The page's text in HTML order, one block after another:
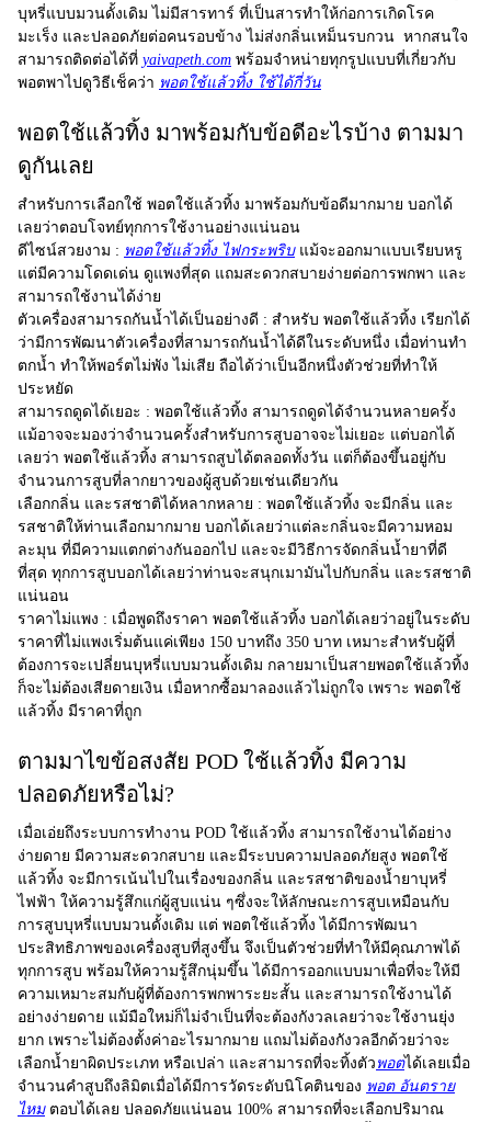
บุหรี่แบบมวนดั้งเดิม ไม่มีสารทาร์ ที่เป็นสารทำให้ก่อการเกิดโรค
มะเร็ง และปลอดภัยต่อคนรอบข้าง ไม่ส่งกลิ่นเหม็นรบกวน หากสนใจ
สามารถติดต่อได้ที่ yaivapeth.com พร้อมจำหน่ายทุกรูปแบบที่เกี่ยวกับ
พอตพาไปดูวิธีเช็คว่า พอตใช้แล้วทิ้ง ใช้ได้กี่วัน
พอตใช้แล้วทิ้ง มาพร้อมกับข้อดีอะไรบ้าง ตามมา
ดูกันเลย
สำหรับการเลือกใช้ พอตใช้แล้วทิ้ง มาพร้อมกับข้อดีมากมาย บอกได้
เลยว่าตอบโจทย์ทุกการใช้งานอย่างแน่นอน
ดีไซน์สวยงาม : พอตใช้แล้วทิ้ง ไฟกระพริบแม้จะออกมาแบบเรียบหรู
แต่มีความโดดเด่น ดูแพงที่สุด แถมสะดวกสบายง่ายต่อการพกพา และ
สามารถใช้งานได้ง่าย
ตัวเครื่องสามารถกันน้ำได้เป็นอย่างดี : สำหรับ พอตใช้แล้วทิ้ง เรียกได้
ว่ามีการพัฒนาตัวเครื่องที่สามารถกันน้ำได้ดีในระดับหนึ่ง เมื่อท่านทำ
ตกน้ำ ทำให้พอร์ตไม่พัง ไม่เสีย ถือได้ว่าเป็นอีกหนึ่งตัวช่วยที่ทำให้
ประหยัด
สามารถดูดได้เยอะ : พอตใช้แล้วทิ้ง สามารถดูดได้จำนวนหลายครั้ง
แม้อาจจะมองว่าจำนวนครั้งสำหรับการสูบอาจจะไม่เยอะ แต่บอกได้
เลยว่า พอตใช้แล้วทิ้ง สามารถสูบได้ตลอดทั้งวัน แต่ก็ต้องขึ้นอยู่กับ
จำนวนการสูบที่ลากยาวของผู้สูบด้วยเช่นเดียวกัน
เลือกกลิ่น และรสชาติได้หลากหลาย : พอตใช้แล้วทิ้ง จะมีกลิ่น และ
รสชาติให้ท่านเลือกมากมาย บอกได้เลยว่าแต่ละกลิ่นจะมีความหอม
ละมุน ที่มีความแตกต่างกันออกไป และจะมีวิธีการจัดกลิ่นน้ำยาที่ดี
ที่สุด ทุกการสูบบอกได้เลยว่าท่านจะสนุกเมามันไปกับกลิ่น และรสชาติ
แน่นอน
ราคาไม่แพง : เมื่อพูดถึงราคา พอตใช้แล้วทิ้ง บอกได้เลยว่าอยู่ในระดับ
ราคาที่ไม่แพงเริ่มต้นแค่เพียง 150 บาทถึง 350 บาท เหมาะสำหรับผู้ที่
ต้องการจะเปลี่ยนบุหรี่แบบมวนดั้งเดิม กลายมาเป็นสายพอตใช้แล้วทิ้ง
ก็จะไม่ต้องเสียดายเงิน เมื่อหากซื้อมาลองแล้วไม่ถูกใจ เพราะ พอตใช้
แล้วทิ้ง มีราคาที่ถูก
ตามมาไขข้อสงสัย POD ใช้แล้วทิ้ง มีความ
ปลอดภัยหรือไม่?
เมื่อเอ่ยถึงระบบการทำงาน POD ใช้แล้วทิ้ง สามารถใช้งานได้อย่าง
ง่ายดาย มีความสะดวกสบาย และมีระบบความปลอดภัยสูง พอตใช้
แล้วทิ้ง จะมีการเน้นไปในเรื่องของกลิ่น และรสชาติของน้ำยาบุหรี่
ไฟฟ้า ให้ความรู้สึกแก่ผู้สูบแน่น ๆซึ่งจะให้ลักษณะการสูบเหมือนกับ
การสูบบุหรี่แบบมวนดั้งเดิม แต่ พอตใช้แล้วทิ้ง ได้มีการพัฒนา
ประสิทธิภาพของเครื่องสูบที่สูงขึ้น จึงเป็นตัวช่วยที่ทำให้มีคุณภาพได้
ทุกการสูบ พร้อมให้ความรู้สึกนุ่มขึ้น ได้มีการออกแบบมาเพื่อที่จะให้มี
ความเหมาะสมกับผู้ที่ต้องการพกพาระยะสั้น และสามารถใช้งานได้
อย่างง่ายดาย แม้มือใหม่ก็ไม่จำเป็นที่จะต้องกังวลเลยว่าจะใช้งานยุ่ง
ยาก เพราะไม่ต้องตั้งค่าอะไรมากมาย แถมไม่ต้องกังวลอีกด้วยว่าจะ
เลือกน้ำยาผิดประเภท หรือเปล่า และสามารถที่จะทิ้งตัว พอตได้เลยเมื่อ
จำนวนคำสูบถึงลิมิตเมื่อได้มีการวัดระดับนิโคตินของ พอต อันตราย
ไหม ตอบได้เลย ปลอดภัยแน่นอน 100% สามารถที่จะเลือกปริมาณ